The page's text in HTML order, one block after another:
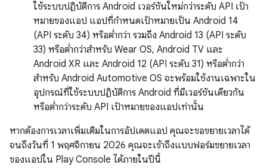
ใช้ระบบปฏิบัติการ Android เวอร์ชันใหม่กว่าระดับ API เป้า
หมายของแอป แอปที่กำหนดเป้าหมายเป็น Android 14
(API ระดับ 34) หรือต่ำกว่า รวมถึง Android 13 (API ระดับ
33) หรือต่ำกว่าสำหรับ Wear OS, Android TV และ
Android XR และ Android 12 (API ระดับ 31) หรือต่ำกว่า
สำหรับ Android Automotive OS จะพร้อมใช้งานเฉพาะใน
อุปกรณ์ที่ใช้ระบบปฏิบัติการ Android ที่มีเวอร์ชันเดียวกัน
หรือต่ำกว่าระดับ API เป้าหมายของแอปเท่านั้น
หากต้องการเวลาเพิ่มเติมในการอัปเดตแอป คุณจะขอขยายเวลาได้
จนถึงวันที่ 1 พฤศจิกายน 2026 คุณจะเข้าถึงแบบฟอร์มขยายเวลา
ของแอปใน Play Console ได้ภายในปีนี้